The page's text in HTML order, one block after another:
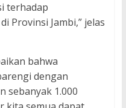
terhadap
Provinsi Jambi,” jelas
bahwa
dengan
sebanyak 1.000